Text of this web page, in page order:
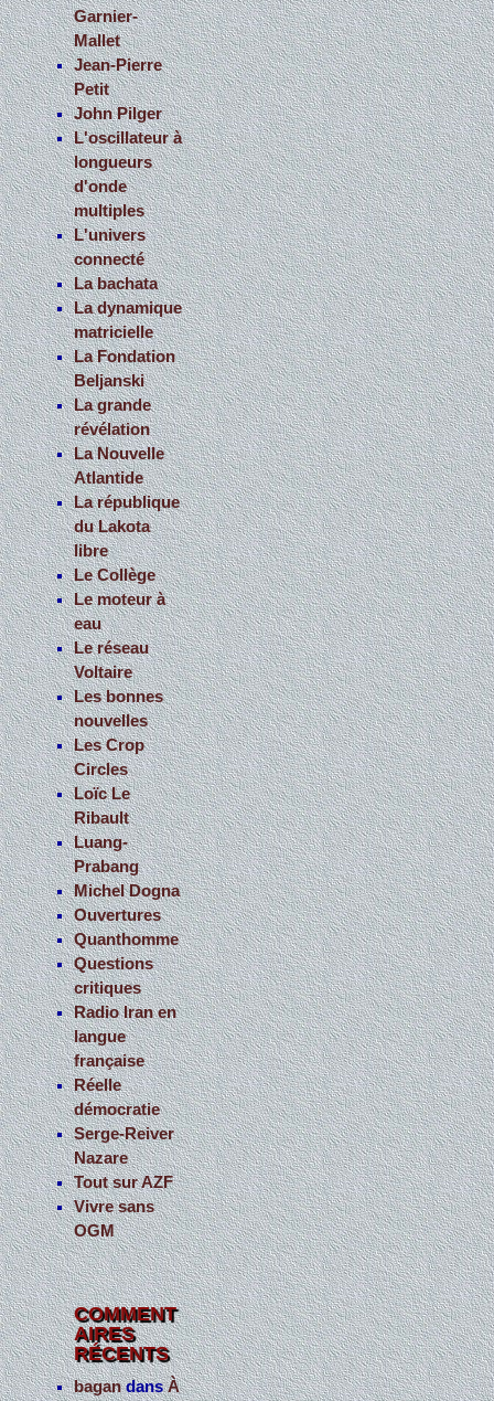
Garnier-
Mallet
Jean-Pierre
Petit
John Pilger
L'oscillateur à
longueurs
d'onde
multiples
L'univers
connecté
La bachata
La dynamique
matricielle
La Fondation
Beljanski
La grande
révélation
La Nouvelle
Atlantide
La république
du Lakota
libre
Le Collège
Le moteur à
eau
Le réseau
Voltaire
Les bonnes
nouvelles
Les Crop
Circles
Loïc Le
Ribault
Luang-
Prabang
Michel Dogna
Ouvertures
Quanthomme
Questions
critiques
Radio Iran en
langue
française
Réelle
démocratie
Serge-Reiver
Nazare
Tout sur AZF
Vivre sans
OGM
COMMENT
AIRES
RÉCENTS
bagandansÀ